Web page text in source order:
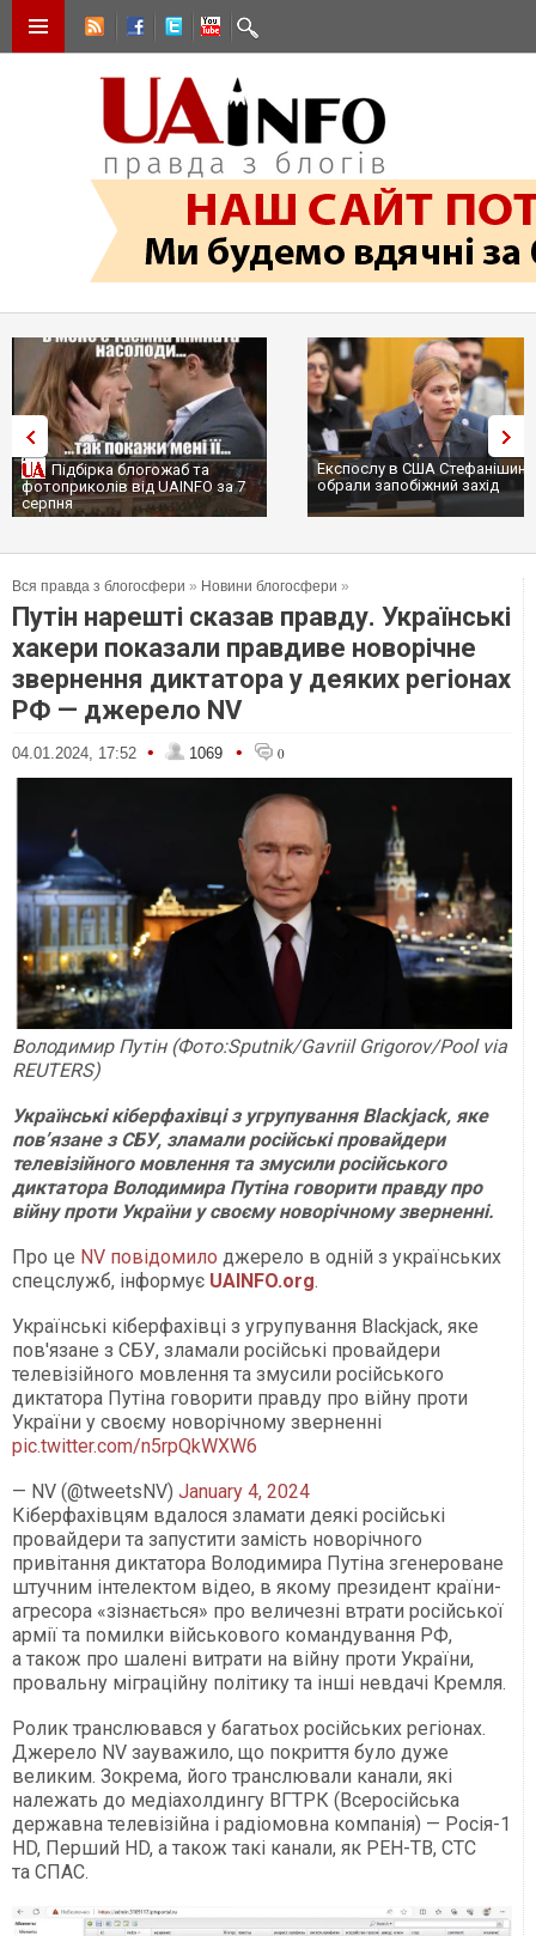
Підбірка блогожаб та
фотоприколів від UAINFO за 7
серпня
Експослу в США Стефанішиній
обрали запобіжний захід
Вся правда з блогосфери » Новини блогосфери »
Путін нарешті сказав правду. Українські
хакери показали правдиве новорічне
звернення диктатора у деяких регіонах
РФ — джерело NV
04.01.2024, 17:52 • 1069 • 0
Володимир Путін (Фото:Sputnik/Gavriil Grigorov/Pool via
REUTERS)
Українські кіберфахівці з угрупування Blackjack, яке
пов’язане з СБУ, зламали російські провайдери
телевізійного мовлення та змусили російського
диктатора Володимира Путіна говорити правду про
війну проти України у своєму новорічному зверненні.
Про це NV повідомило джерело в одній з українських
спецслужб, інформує UAINFO.org.
Українські кіберфахівці з угрупування Blackjack, яке
пов'язане з СБУ, зламали російські провайдери
телевізійного мовлення та змусили російського
диктатора Путіна говорити правду про війну проти
України у своєму новорічному зверненні
pic.twitter.com/n5rpQkWXW6
— NV (@tweetsNV) January 4, 2024
Кіберфахівцям вдалося зламати деякі російські
провайдери та запустити замість новорічного
привітання диктатора Володимира Путіна згенероване
штучним інтелектом відео, в якому президент країни-
агресора «зізнається» про величезні втрати російської
армії та помилки військового командування РФ,
а також про шалені витрати на війну проти України,
провальну міграційну політику та інші невдачі Кремля.
Ролик транслювався у багатьох російських регіонах.
Джерело NV зауважило, що покриття було дуже
великим. Зокрема, його транслювали канали, які
належать до медіахолдингу ВГТРК (Всеросійська
державна телевізійна і радіомовна компанія) — Росія-1
HD, Перший HD, а також такі канали, як РЕН-ТВ, СТС
та СПАС.